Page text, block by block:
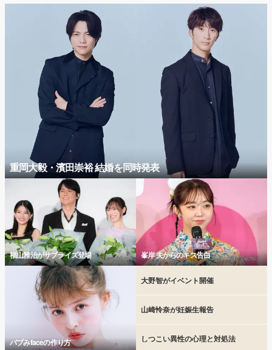
重岡大毅・濱田崇裕 結婚を同時発表
福山雅治がサプライズ登場 峯岸 夫からのキス告白
バブみfaceの作り方
大野智がイベント開催
山崎怜奈が妊娠生報告
しつこい異性の心理と対処法